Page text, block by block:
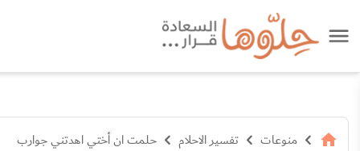
منوعات تفسير الاحلام حلمت ان أختي اهدتني جوارب